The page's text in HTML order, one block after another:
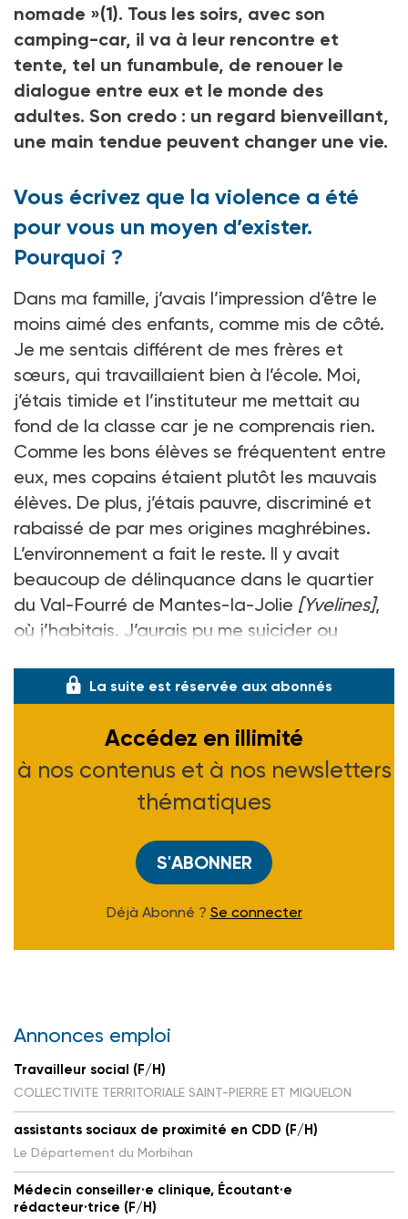
nomade »(1). Tous les soirs, avec son
camping-car, il va à leur rencontre et
tente, tel un funambule, de renouer le
dialogue entre eux et le monde des
adultes. Son credo : un regard bienveillant,
une main tendue peuvent changer une vie.
Vous écrivez que la violence a été
pour vous un moyen d’exister.
Pourquoi ?
Dans ma famille, j’avais l’impression d’être le
moins aimé des enfants, comme mis de côté.
Je me sentais différent de mes frères et
sœurs, qui travaillaient bien à l’école. Moi,
j’étais timide et l’instituteur me mettait au
fond de la classe car je ne comprenais rien.
Comme les bons élèves se fréquentent entre
eux, mes copains étaient plutôt les mauvais
élèves. De plus, j’étais pauvre, discriminé et
rabaissé de par mes origines maghrébines.
L’environnement a fait le reste. Il y avait
beaucoup de délinquance dans le quartier
du Val-Fourré de Mantes-la-Jolie [Yvelines],
où j’habitais. J’aurais pu me suicider ou
La suite est réservée aux abonnés
Accédez en illimité
à nos contenus et à nos newsletters
thématiques
S'ABONNER
Déjà Abonné ? Se connecter
Annonces emploi
Travailleur social (F/H)
COLLECTIVITE TERRITORIALE SAINT-PIERRE ET MIQUELON
assistants sociaux de proximité en CDD (F/H)
Le Département du Morbihan
Médecin conseiller·e clinique, Écoutant·e
rédacteur·trice (F/H)